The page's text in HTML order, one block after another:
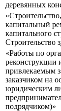
деревянных
капитальный
капитального
Строительство
«Работы по
реконструкции
привлекаемым
заказчиком на
юридическим
подрядчиком)»